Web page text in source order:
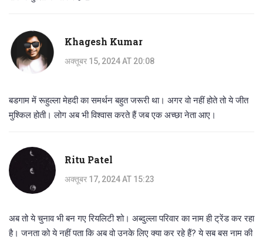
Khagesh Kumar
अक्तूबर 15, 2024 AT 20:08
बडगाम में रूहुल्ला मेहदी का समर्थन बहुत जरूरी था। अगर वो नहीं होते तो ये जीत
मुश्किल होती। लोग अब भी विश्वास करते हैं जब एक अच्छा नेता आए।
Ritu Patel
अक्तूबर 17, 2024 AT 15:23
अब तो ये चुनाव भी बन गए रियलिटी शो। अब्दुल्ला परिवार का नाम ही ट्रेंड कर रहा
है। जनता को ये नहीं पता कि अब वो उनके लिए क्या कर रहे हैं? ये सब बस नाम की